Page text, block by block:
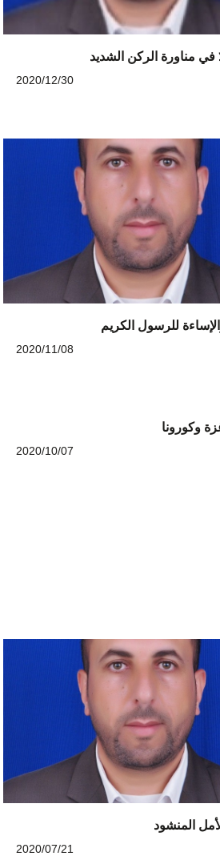
مناورة الركن الشديد
للرسول الكريم
وكورونا
المنشود